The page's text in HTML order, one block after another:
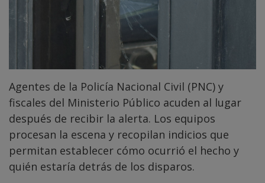
Agentes de la Policía Nacional Civil (PNC) y
fiscales del Ministerio Público acuden al lugar
después de recibir la alerta. Los equipos
procesan la escena y recopilan indicios que
permitan establecer cómo ocurrió el hecho y
quién estaría detrás de los disparos.